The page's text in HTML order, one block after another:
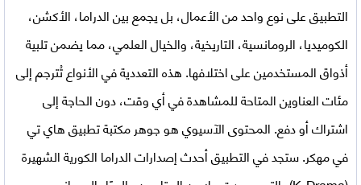
التطبيق على نوع واحد من الأعمال، بل يجمع بين الدراما، الأكشن،
الكوميديا، الرومانسية، التاريخية، والخيال العلمي، مما يضمن تلبية
أذواق المستخدمين على اختلافها. هذه التعددية في الأنواع تُترجم إلى
مئات العناوين المتاحة للمشاهدة في أي وقت، دون الحاجة إلى
اشتراك أو دفع. المحتوى الآسيوي هو جوهر مكتبة تطبيق هاي تي
في مهكر. ستجد في التطبيق أحدث إصدارات الدراما الكورية الشهيرة